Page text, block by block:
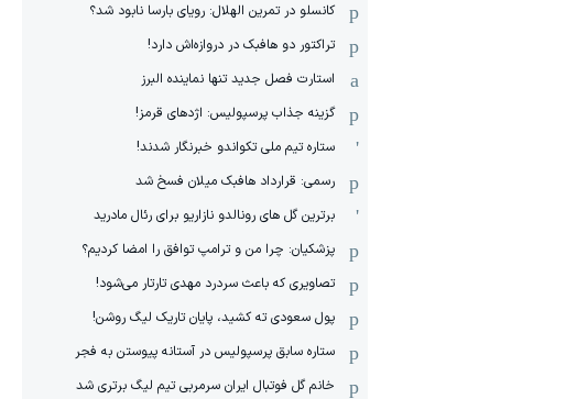
کانسلو در تمرین الهلال: رویای بارسا نابود شد؟
تراکتور دو هافبک در دروازه‌اش دارد!
استارت فصل جدید تنها نماینده البرز
گزینه جذاب پرسپولیس: اژدهای قرمز!
ستاره تیم ملی تکواندو خبرنگار شدند!
رسمی: قرارداد هافبک میلان فسخ شد
برترین گل های رونالدو نازاریو برای رئال مادرید
پزشکیان: چرا من و ترامپ توافق را امضا کردیم؟
تصاویری که باعث سردرد مهدی تارتار می‌شود!
پول سعودی ته کشید، پایان تاریک لیگ روشن!
ستاره سابق پرسپولیس در آستانه پیوستن به فجر
خانم گل فوتبال ایران سرمربی تیم لیگ برتری شد